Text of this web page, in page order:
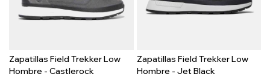
Zapatillas Field Trekker Low
Hombre - Castlerock
Zapatillas Field Trekker Low
Hombre - Jet Black